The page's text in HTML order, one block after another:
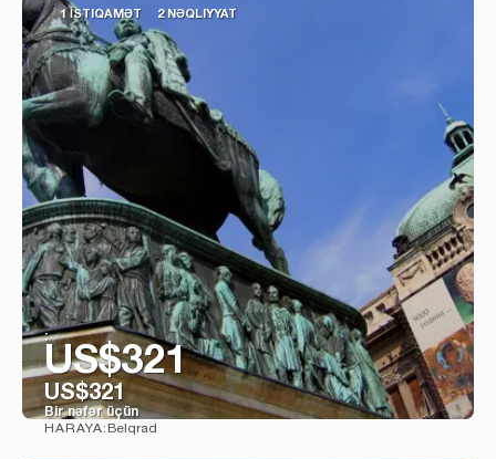
1 İSTIQAMƏT 2 NƏQLIYYAT
:
US$321
US$321
Bir nəfər üçün
HARAYA: Belqrad